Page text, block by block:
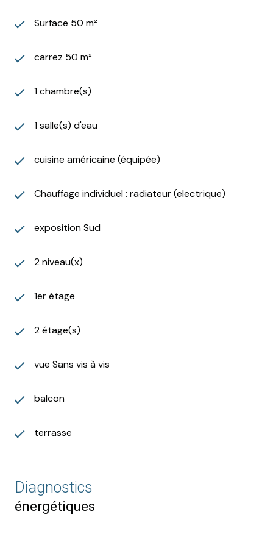
Surface 50 m²
carrez 50 m²
1 chambre(s)
1 salle(s) d'eau
cuisine américaine (équipée)
Chauffage individuel : radiateur (electrique)
exposition Sud
2 niveau(x)
1er étage
2 étage(s)
vue Sans vis à vis
balcon
terrasse
Diagnostics
énergétiques